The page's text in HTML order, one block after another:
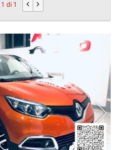
1 di 1